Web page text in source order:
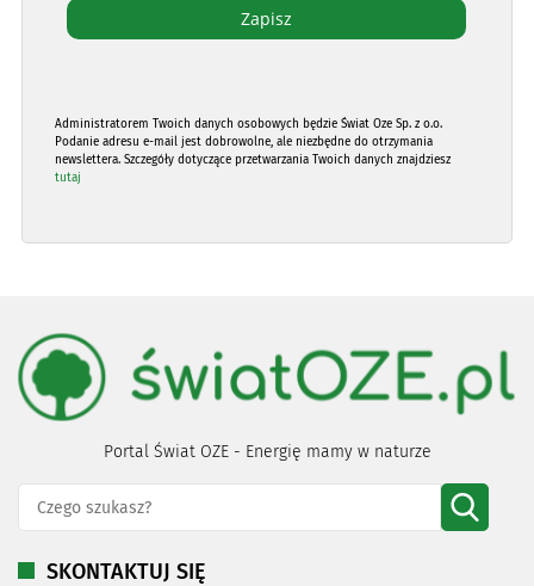
Administratorem Twoich danych osobowych będzie Świat Oze Sp. z o.o.
Podanie adresu e-mail jest dobrowolne, ale niezbędne do otrzymania
newslettera. Szczegóły dotyczące przetwarzania Twoich danych znajdziesz
tutaj
Portal Świat OZE - Energię mamy w naturze
SKONTAKTUJ SIĘ